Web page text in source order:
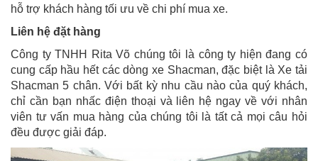
hỗ trợ khách hàng tối ưu về chi phí mua xe.
Liên hệ đặt hàng
Công ty TNHH Rita Võ chúng tôi là công ty hiện đang có
cung cấp hầu hết các dòng xe Shacman, đặc biệt là Xe tải
Shacman 5 chân. Với bất kỳ nhu cầu nào của quý khách,
chỉ cần bạn nhấc điện thoại và liên hệ ngay về với nhân
viên tư vấn mua hàng của chúng tôi là tất cả mọi câu hỏi
đều được giải đáp.